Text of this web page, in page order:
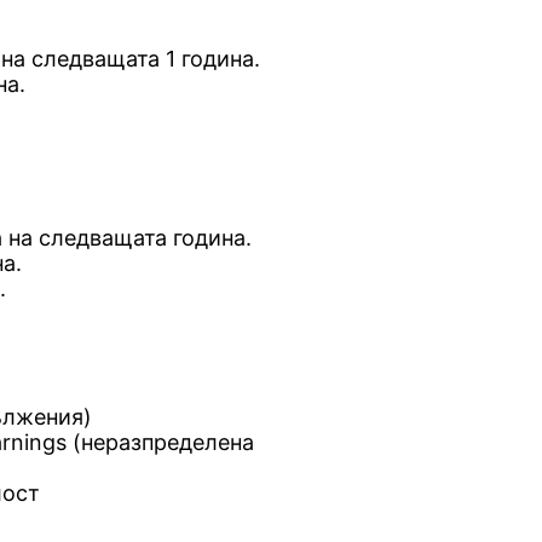
следващата 1 година.
следващата година.
(неразпределена